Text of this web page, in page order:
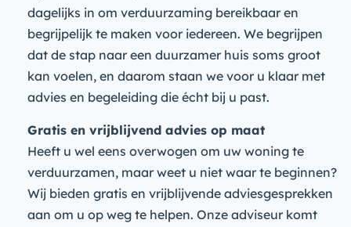
dagelijks in om verduurzaming bereikbaar en
begrijpelijk te maken voor iedereen. We begrijpen
dat de stap naar een duurzamer huis soms groot
kan voelen, en daarom staan we voor u klaar met
advies en begeleiding die écht bij u past.
Gratis en vrijblijvend advies op maat
Heeft u wel eens overwogen om uw woning te
verduurzamen, maar weet u niet waar te beginnen?
Wij bieden gratis en vrijblijvende adviesgesprekken
aan om u op weg te helpen. Onze adviseur komt